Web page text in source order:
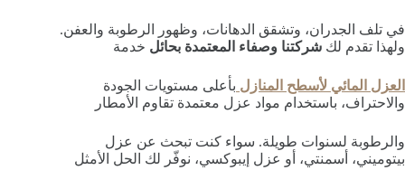
في تلف الجدران، وتشقق الدهانات، وظهور الرطوبة والعفن.
ولهذا تقدم لك شركتنا وصفاء المعتمدة بحائل خدمة
العزل المائي لأسطح المنازل بأعلى مستويات الجودة
والاحتراف، باستخدام مواد عزل معتمدة تقاوم الأمطار
والرطوبة لسنوات طويلة. سواء كنت تبحث عن عزل
بيتوميني، أسمنتي، أو عزل إيبوكسي، نوفّر لك الحل الأمثل